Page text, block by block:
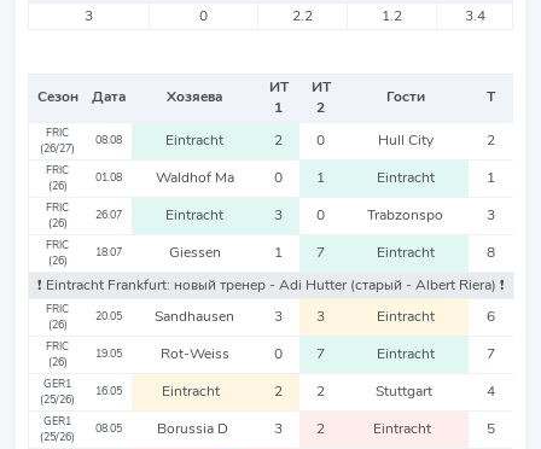
3
0 2.2 1.2 3.4
Сезон Дата Хозяева
ИТ
1
ИТ
2
Гости Т
FRIC
(26/27)
08.08 Eintracht 2 0 Hull City 2
FRIC
(26)
01.08 Waldhof Ma 0 1 Eintracht 1
FRIC
(26)
26.07 Eintracht 3 0 Trabzonspo 3
FRIC
(26)
18.07 Giessen 1 7 Eintracht
8
❗️ Eintracht Frankfurt: новый тренер - Adi Hutter(старый - Albert Riera) ❗️
FRIC
(26)
20.05 Sandhausen 3 3 Eintracht 6
FRIC
(26)
19.05 Rot-Weiss 0 7 Eintracht 7
GER1
(25/26)
16.05 Eintracht 2 2 Stuttgart 4
GER1
(25/26)
08.05 Borussia D 3 2 Eintracht 5